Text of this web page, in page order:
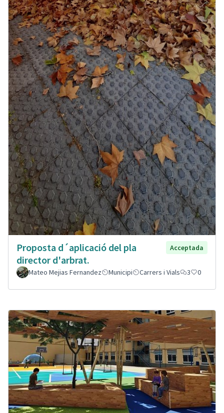
Proposta d´aplicació del pla
director d'arbrat.
Acceptada
Mateo Mejias Fernandez Municipi Carrers i Vials 3 0